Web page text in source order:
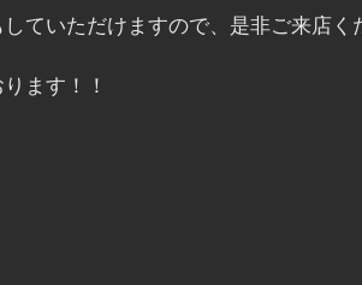
ていただけますので、是非ご来店く
ます！！